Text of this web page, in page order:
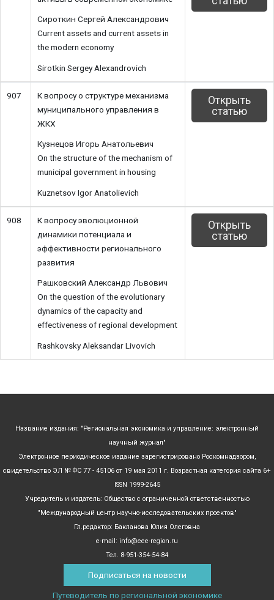
Сироткин Сергей Александрович
Current assets and current assets in
the modern economy
Sirotkin Sergey Alexandrovich
907
К вопросу о структуре механизма
муниципального управления в
ЖКХ
Кузнецов Игорь Анатольевич
On the structure of the mechanism of
municipal government in housing
Kuznetsov Igor Anatolievich
Открыть
статью
908
К вопросу эволюционной
динамики потенциала и
эффективности регионального
развития
Рашковский Александр Львович
On the question of the evolutionary
dynamics of the capacity and
effectiveness of regional development
Rashkovsky Aleksandar Livovich
Открыть
статью
Название издания: "Региональная экономика и управление: электронный
научный журнал"
Электронное периодическое издание зарегистрировано Роскомнадзором,
свидетельство ЭЛ № ФС 77 - 45106 от 19 мая 2011 г. Возрастная категория сайта 6+
ISSN 1999-2645
Учредитель и издатель: Общество с ограниченной ответственностью
"Международный центр научно-исследовательских проектов"
Гл.редактор: Бакланова Юлия Олеговна
e-mail: info@eee-region.ru
Тел. 8-951-354-54-84
Подписаться на новости
Путеводитель по региональной экономике